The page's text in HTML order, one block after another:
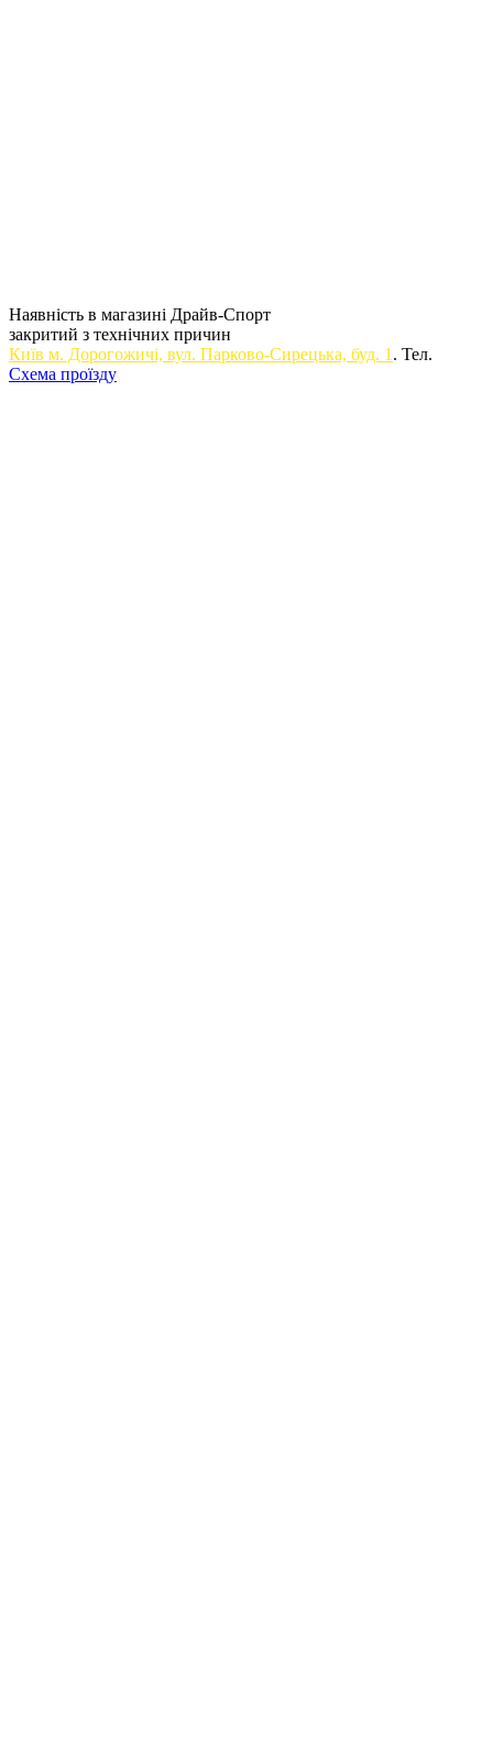
Наявність в магазині Драйв-Спорт
закритий з технічних причин
Київ м. Дорогожичi, вул. Парково-Сирецька, буд. 1 . Тел.
Схема проїзду